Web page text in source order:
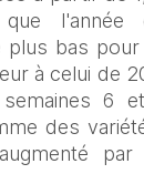
l'année
plus bas
à celui de
6
des